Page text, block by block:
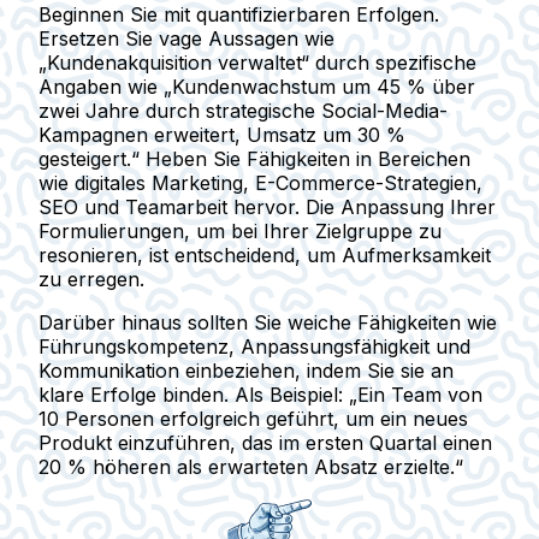
Beginnen Sie mit quantifizierbaren Erfolgen.
Ersetzen Sie vage Aussagen wie
„Kundenakquisition verwaltet“ durch spezifische
Angaben wie „Kundenwachstum um 45 % über
zwei Jahre durch strategische Social-Media-
Kampagnen erweitert, Umsatz um 30 %
gesteigert.“ Heben Sie Fähigkeiten in Bereichen
wie digitales Marketing, E-Commerce-Strategien,
SEO und Teamarbeit hervor. Die Anpassung Ihrer
Formulierungen, um bei Ihrer Zielgruppe zu
resonieren, ist entscheidend, um Aufmerksamkeit
zu erregen.
Darüber hinaus sollten Sie weiche Fähigkeiten wie
Führungskompetenz, Anpassungsfähigkeit und
Kommunikation einbeziehen, indem Sie sie an
klare Erfolge binden. Als Beispiel: „Ein Team von
10 Personen erfolgreich geführt, um ein neues
Produkt einzuführen, das im ersten Quartal einen
20 % höheren als erwarteten Absatz erzielte.“